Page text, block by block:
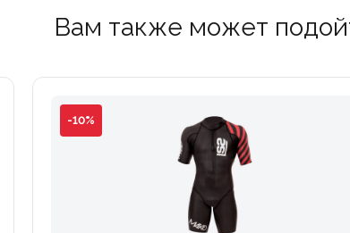
Вам также может
-10%